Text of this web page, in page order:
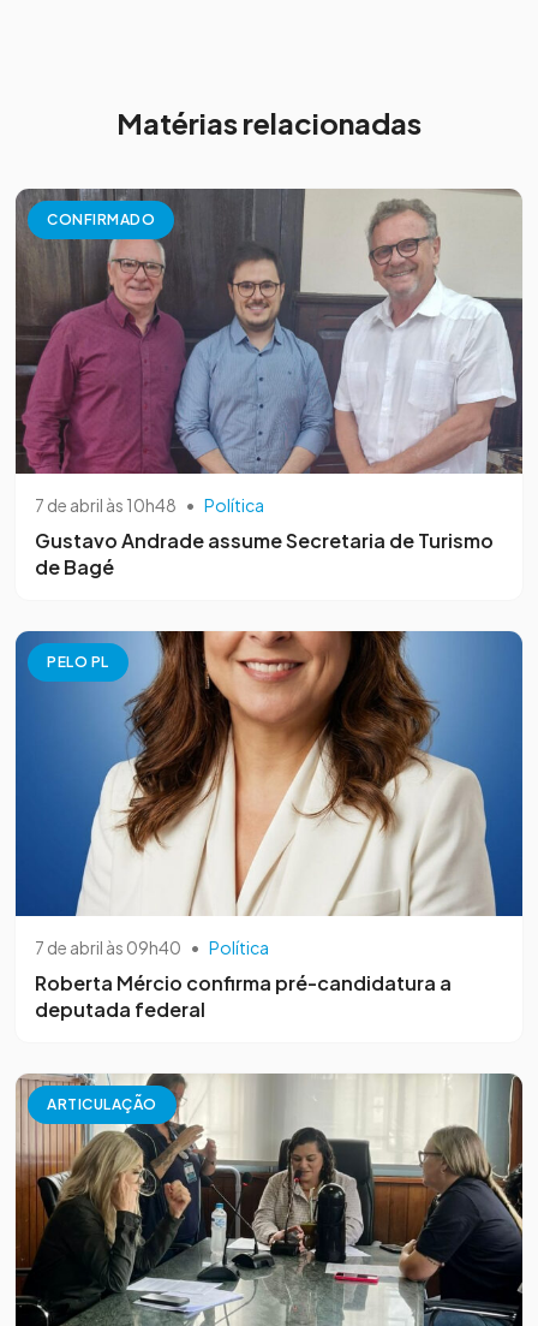
Matérias relacionadas
CONFIRMADO
7 de abril às 10h48 • Política
Gustavo Andrade assume Secretaria de Turismo
de Bagé
PELO PL
7 de abril às 09h40 • Política
Roberta Mércio confirma pré-candidatura a
deputada federal
ARTICULAÇÃO